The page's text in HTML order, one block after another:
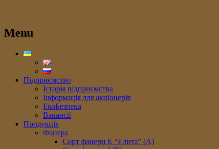
Menu
Підприємство
Історія підприємства
Інформація для акціонерів
ЕкоБезпека
Вакансії
Продукція
Фанера
Сорт фанери E “Елита” (A)